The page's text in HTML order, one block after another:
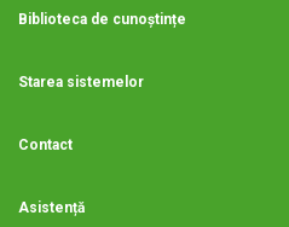
Biblioteca de cunoștințe
Starea sistemelor
Contact
Asistență